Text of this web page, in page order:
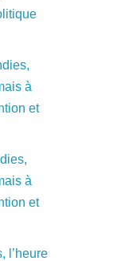
à
et
à
et
l’heure